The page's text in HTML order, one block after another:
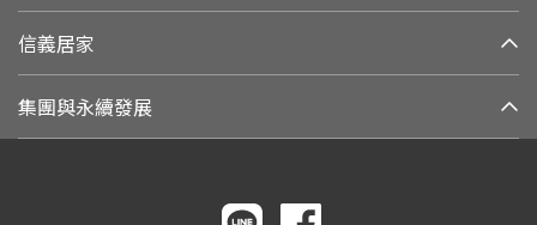
信義居家
集團與永續發展